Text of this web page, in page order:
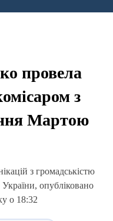
провела
з
Мартою
з громадськістю
України, опубліковано
о 18:32